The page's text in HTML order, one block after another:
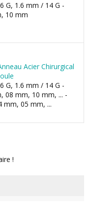
G, 1.6 mm / 14 G -
10 mm
Acier Chirurgical
G, 1.6 mm / 14 G -
08 mm, 10 mm, ... -
mm, 05 mm, ...
!